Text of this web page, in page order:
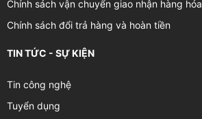
Chính sách vận chuyển giao nhận hàng hóa
Chính sách đổi trả hàng và hoàn tiền
TIN TỨC - SỰ KIỆN
Tin công nghệ
Tuyển dụng